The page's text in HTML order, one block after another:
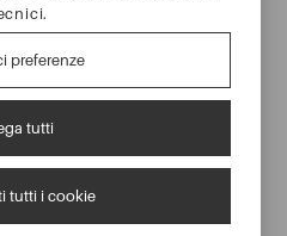
GRATUITA
.
preferenze
tutti
tutti i cookie